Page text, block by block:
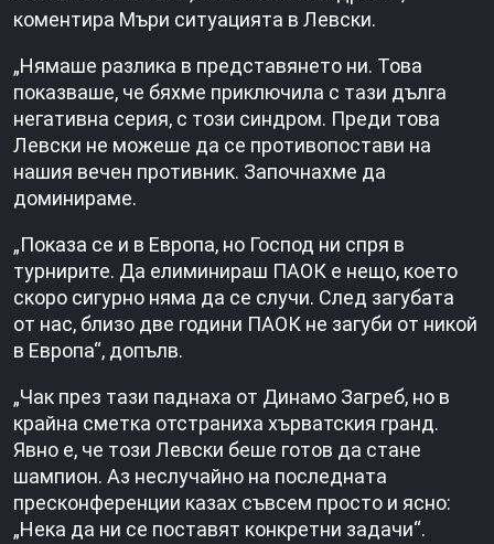
коментира Мъри ситуацията в Левски.
„Нямаше разлика в представянето ни. Това
показваше, че бяхме приключила с тази дълга
негативна серия, с този синдром. Преди това
Левски не можеше да се противопостави на
нашия вечен противник. Започнахме да
доминираме.
„Показа се и в Европа, но Господ ни спря в
турнирите. Да елиминираш ПАОК е нещо, което
скоро сигурно няма да се случи. След загубата
от нас, близо две години ПАОК не загуби от никой
в Европа“, допълв.
„Чак през тази паднаха от Динамо Загреб, но в
крайна сметка отстраниха хърватския гранд.
Явно е, че този Левски беше готов да стане
шампион. Аз неслучайно на последната
пресконференции казах съвсем просто и ясно:
„Нека да ни се поставят конкретни задачи“.